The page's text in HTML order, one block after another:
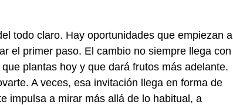
todo claro. Hay oportunidades que empiezan a
el primer paso. El cambio no siempre llega con
plantas hoy y que dará frutos más adelante.
A veces, esa invitación llega en forma de
impulsa a mirar más allá de lo habitual, a